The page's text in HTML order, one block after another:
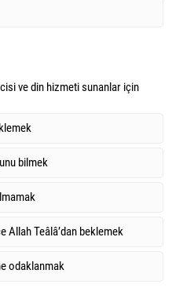
ve din hizmeti sunanlar için
bilmek
Allah Teâlâ’dan beklemek
odaklanmak